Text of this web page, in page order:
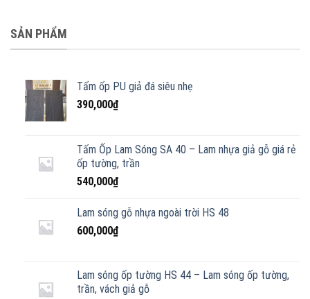
SẢN PHẨM
Tấm ốp PU giả đá siêu nhẹ
390,000₫
Tấm Ốp Lam Sóng SA 40 – Lam nhựa giả gỗ giá rẻ
ốp tường, trần
540,000₫
Lam sóng gỗ nhựa ngoài trời HS 48
600,000₫
Lam sóng ốp tường HS 44 – Lam sóng ốp tường,
trần, vách giả gỗ